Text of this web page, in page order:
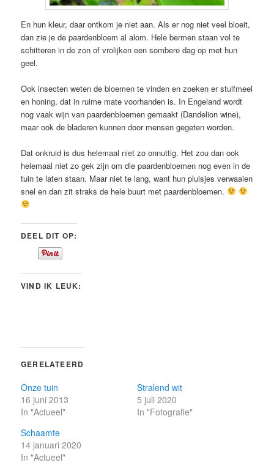
En hun kleur, daar ontkom je niet aan. Als er nog niet veel bloeit,
dan zie je de paardenbloem al alom. Hele bermen staan vol te
schitteren in de zon of vrolijken een sombere dag op met hun
geel.
Ook insecten weten de bloemen te vinden en zoeken er stuifmeel
en honing, dat in ruime mate voorhanden is. In Engeland wordt
nog vaak wijn van paardenbloemen gemaakt (Dandelion wine),
maar ook de bladeren kunnen door mensen gegeten worden.
Dat onkruid is dus helemaal niet zo onnuttig. Het zou dan ook
helemaal niet zo gek zijn om die paardenbloemen nog even in de
tuin te laten staan. Maar niet te lang, want hun pluisjes verwaaien
snel en dan zit straks de hele buurt met paardenbloemen.
DEEL DIT OP:
VIND IK LEUK:
GERELATEERD
Onze tuin
16 juni 2013
In "Actueel"
Stralend wit
5 juli 2020
In "Fotografie"
Schaamte
14 januari 2020
In "Actueel"